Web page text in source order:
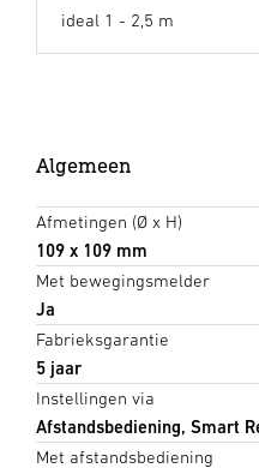
ideal 1 - 2,5 m
Algemeen
Afmetingen (Ø x H)
109 x 109 mm
Met bewegingsmelder
Ja
Fabrieksgarantie
5 jaar
Instellingen via
Afstandsbediening, Smart
Met afstandsbediening